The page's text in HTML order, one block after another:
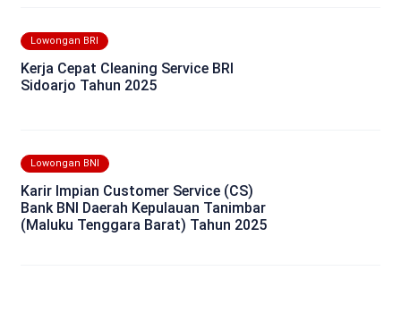
Lowongan BRI
Kerja Cepat Cleaning Service BRI
Sidoarjo Tahun 2025
Lowongan BNI
Karir Impian Customer Service (CS)
Bank BNI Daerah Kepulauan Tanimbar
(Maluku Tenggara Barat) Tahun 2025